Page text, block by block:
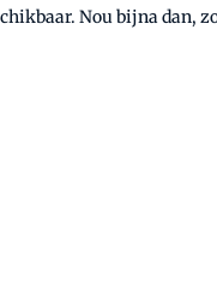
Nou bijna dan,